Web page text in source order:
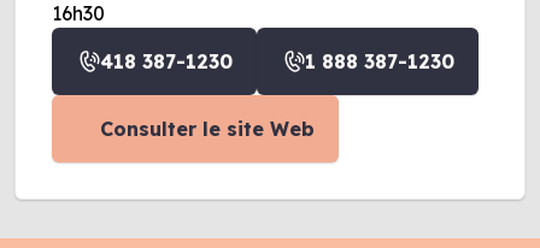
16h30
418 387-1230
1 888 387-1230
Consulter le site Web